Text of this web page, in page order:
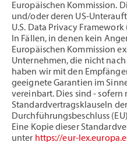
Europäischen Kommission.
und/oder deren US-
U.S. Data Privacy Framework
In Fällen, in denen kein
Europäischen Kommission
Unternehmen, die nicht nach
haben wir mit den
geeignete Garantien im
vereinbart. Dies sind -
Standardvertragsklauseln
Durchführungsbeschluss
Eine Kopie dieser
unter https://eur-